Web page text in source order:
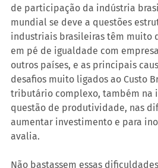
de participação da indústria
mundial se deve a questões
industriais brasileiras têm muito
em pé de igualdade com
outros países, e as principais
desafios muito ligados ao Custo
tributário complexo, também na
questão de produtividade, nas
aumentar investimento e para
avalia.
Não bastassem essas